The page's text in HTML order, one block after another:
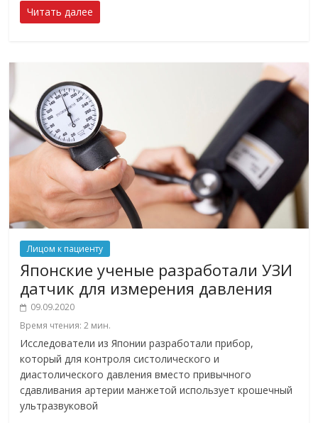
Читать далее
Лицом к пациенту
Японские ученые разработали УЗИ
датчик для измерения давления
09.09.2020
Время чтения:2 мин.
Исследователи из Японии разработали прибор,
который для контроля систолического и
диастолического давления вместо привычного
сдавливания артерии манжетой использует крошечный
ультразвуковой